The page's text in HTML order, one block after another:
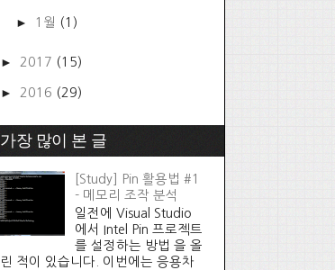
► 1월 (1)
► 2017 (15)
► 2016 (29)
가장 많이 본 글
[Study] Pin 활용법 #1
- 메모리 조작 분석
일전에 Visual Studio
에서 Intel Pin 프로젝트
를 설정하는 방법 을 올
린 적이 있습니다. 이번에는 응용차